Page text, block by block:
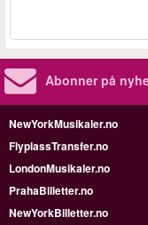
Abonner på
NewYorkMusikaler.no
FlyplassTransfer.no
LondonMusikaler.no
PrahaBilletter.no
NewYorkBilletter.no